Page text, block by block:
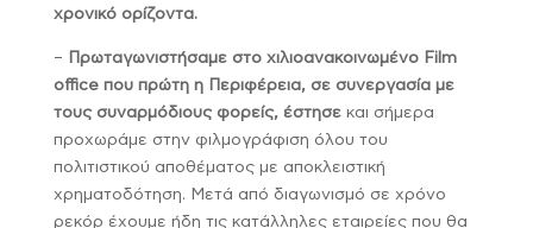
χρονικό ορίζοντα.
–
Πρωταγωνιστήσαμε στο χιλιοανακοινωμένο Film
office που πρώτη η Περιφέρεια, σε συνεργασία με
τους συναρμόδιους φορείς, έστησεκαι σήμερα
προχωράμε στην φιλμογράφιση όλου του
πολιτιστικού αποθέματος με αποκλειστική
χρηματοδότηση. Μετά από διαγωνισμό σε χρόνο
ρεκόρ έχουμε ήδη τις κατάλληλες εταιρείες που θα